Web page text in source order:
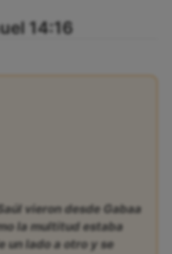
14:16
vieron desde Gabaa
la multitud estaba
un lado a otro y se